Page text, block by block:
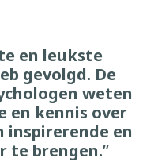
en leukste
gevolgd. De
weten
en kennis over
inspirerende en
te brengen.”